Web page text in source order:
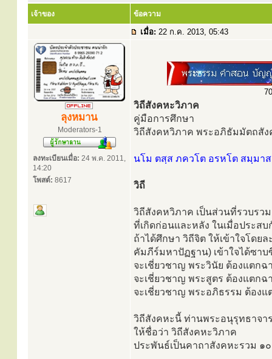
เจ้าของ ข้อความ
เมื่อ: 22 ก.ค. 2013, 05:43
ลุงหมาน
Moderators-1
ลงทะเบียนเมื่อ: 24 พ.ค. 2011,
14:20
โพสต์: 8617
วิถีสังคหะวิภาค
คู่มือการศึกษา
วิถีสังคหวิภาค พระอภิธัมมัตถสัง
นโม ตสฺส ภควโต อรหโต สมฺมา
วิถี
วิถีสังคหวิภาค เป็นส่วนที่รวบรว
ที่เกิดก่อนและหลัง ในเมื่อประส
ถ้าได้ศึกษา วิถีจิต ให้เข้าใจโดย
คัมภีร์มหาปัฏฐาน) เข้าใจได้ซา
จะเชี่ยวชาญ พระวินัย ต้องแตกฉ
จะเชี่ยวชาญ พระสูตร ต้องแตกฉ
จะเชี่ยวชาญ พระอภิธรรม ต้องแ
วิถีสังคหะนี้ ท่านพระอนุรุทธาจา
ให้ชื่อว่า วิถีสังคหะวิภาค
ประพันธ์เป็นคาถาสังคหะรวม ๑